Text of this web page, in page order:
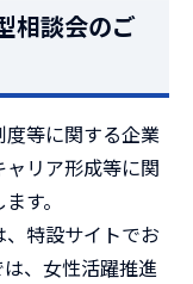
相談会のご
等に関する企業
リア形成等に関
す。
特設サイトでお
、女性活躍推進